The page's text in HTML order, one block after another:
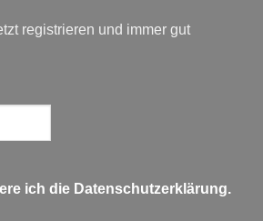
registrieren und immer gut
ich die Datenschutzerklärung.